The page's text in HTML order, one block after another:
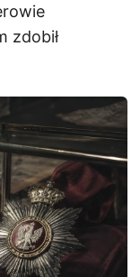
zdobił